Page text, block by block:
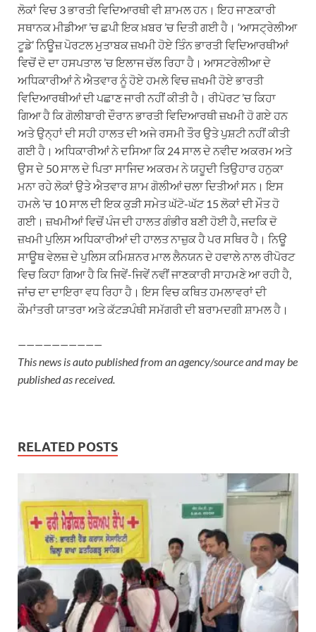
ਲੋਕਾਂ ਵਿਚ 3 ਭਾਰਤੀ ਵਿਦਿਆਰਥੀ ਵੀ ਸ਼ਾਮਲ ਹਨ। ਇਹ ਜਾਣਕਾਰੀ
ਸਥਾਨਕ ਮੀਡੀਆ ’ਚ ਛਪੀ ਇਕ ਖ਼ਬਰ ’ਚ ਦਿਤੀ ਗਈ ਹੈ। ‘ਆਸਟ੍ਰੇਲੀਆ
ਟੂਡੇ’ ਨਿਊਜ਼ ਪੋਰਟਲ ਮੁਤਾਬਕ ਜ਼ਖਮੀ ਹੋਏ ਤਿੰਨ ਭਾਰਤੀ ਵਿਦਿਆਰਥੀਆਂ
ਵਿਚੋਂ ਦੋ ਦਾ ਹਸਪਤਾਲ ’ਚ ਇਲਾਜ ਚੱਲ ਰਿਹਾ ਹੈ। ਆਸਟਰੇਲੀਆ ਦੇ
ਅਧਿਕਾਰੀਆਂ ਨੇ ਐਤਵਾਰ ਨੂੰ ਹੋਏ ਹਮਲੇ ਵਿਚ ਜ਼ਖਮੀ ਹੋਏ ਭਾਰਤੀ
ਵਿਦਿਆਰਥੀਆਂ ਦੀ ਪਛਾਣ ਜਾਰੀ ਨਹੀਂ ਕੀਤੀ ਹੈ। ਰੀਪੋਰਟ ’ਚ ਕਿਹਾ
ਗਿਆ ਹੈ ਕਿ ਗੋਲੀਬਾਰੀ ਦੌਰਾਨ ਭਾਰਤੀ ਵਿਦਿਆਰਥੀ ਜ਼ਖਮੀ ਹੋ ਗਏ ਹਨ
ਅਤੇ ਉਨ੍ਹਾਂ ਦੀ ਸਹੀ ਹਾਲਤ ਦੀ ਅਜੇ ਰਸਮੀ ਤੌਰ ਉਤੇ ਪੁਸ਼ਟੀ ਨਹੀਂ ਕੀਤੀ
ਗਈ ਹੈ। ਅਧਿਕਾਰੀਆਂ ਨੇ ਦਸਿਆ ਕਿ 24 ਸਾਲ ਦੇ ਨਵੀਦ ਅਕਰਮ ਅਤੇ
ਉਸ ਦੇ 50 ਸਾਲ ਦੇ ਪਿਤਾ ਸਾਜਿਦ ਅਕਰਮ ਨੇ ਯਹੂਦੀ ਤਿਉਹਾਰ ਹਨੁਕਾ
ਮਨਾ ਰਹੇ ਲੋਕਾਂ ਉਤੇ ਐਤਵਾਰ ਸ਼ਾਮ ਗੋਲੀਆਂ ਚਲਾ ਦਿਤੀਆਂ ਸਨ। ਇਸ
ਹਮਲੇ ’ਚ 10 ਸਾਲ ਦੀ ਇਕ ਕੁੜੀ ਸਮੇਤ ਘੱਟੋ-ਘੱਟ 15 ਲੋਕਾਂ ਦੀ ਮੌਤ ਹੋ
ਗਈ। ਜ਼ਖਮੀਆਂ ਵਿਚੋਂ ਪੰਜ ਦੀ ਹਾਲਤ ਗੰਭੀਰ ਬਣੀ ਹੋਈ ਹੈ, ਜਦਕਿ ਦੋ
ਜ਼ਖਮੀ ਪੁਲਿਸ ਅਧਿਕਾਰੀਆਂ ਦੀ ਹਾਲਤ ਨਾਜ਼ੁਕ ਹੈ ਪਰ ਸਥਿਰ ਹੈ। ਨਿਊ
ਸਾਊਥ ਵੇਲਜ਼ ਦੇ ਪੁਲਿਸ ਕਮਿਸ਼ਨਰ ਮਾਲ ਲੈਨਯਨ ਦੇ ਹਵਾਲੇ ਨਾਲ ਰੀਪੋਰਟ
ਵਿਚ ਕਿਹਾ ਗਿਆ ਹੈ ਕਿ ਜਿਵੇਂ-ਜਿਵੇਂ ਨਵੀਂ ਜਾਣਕਾਰੀ ਸਾਹਮਣੇ ਆ ਰਹੀ ਹੈ,
ਜਾਂਚ ਦਾ ਦਾਇਰਾ ਵਧ ਰਿਹਾ ਹੈ। ਇਸ ਵਿਚ ਕਥਿਤ ਹਮਲਾਵਰਾਂ ਦੀ
ਕੌਮਾਂਤਰੀ ਯਾਤਰਾ ਅਤੇ ਕੱਟੜਪੰਥੀ ਸਮੱਗਰੀ ਦੀ ਬਰਾਮਦਗੀ ਸ਼ਾਮਲ ਹੈ।
——————————
This news is auto published from an agency/source and may be
published as received.
RELATED POSTS